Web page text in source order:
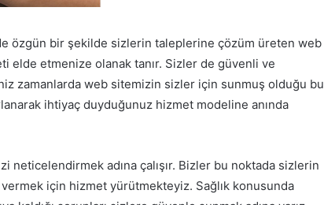
özgün bir şekilde sizlerin taleplerine çözüm üreten web
etmenize olanak tanır. Sizler de güvenli ve
zamanlarda web sitemizin sizler için sunmuş olduğu bu
ihtiyaç duyduğunuz hizmet modeline anında
adına çalışır. Bizler bu noktada sizlerin
için hizmet yürütmekteyiz. Sağlık konusunda